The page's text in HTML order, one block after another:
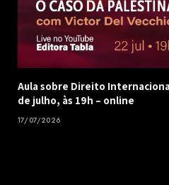
Aula sobre Direito
de julho, às 19h – online
17/07/2026